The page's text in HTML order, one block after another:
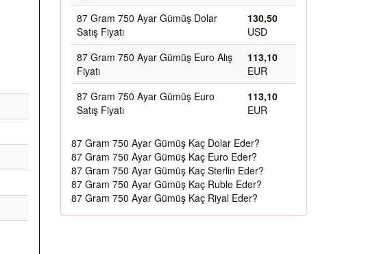
87 Gram 750 Ayar Gümüş Dolar
Satış Fiyatı
130,50
USD
87 Gram 750 Ayar Gümüş Euro Alış
Fiyatı
113,10
EUR
87 Gram 750 Ayar Gümüş Euro
Satış Fiyatı
113,10
EUR
87 Gram 750 Ayar Gümüş Kaç Dolar Eder?
87 Gram 750 Ayar Gümüş Kaç Euro Eder?
87 Gram 750 Ayar Gümüş Kaç Sterlin Eder?
87 Gram 750 Ayar Gümüş Kaç Ruble Eder?
87 Gram 750 Ayar Gümüş Kaç Riyal Eder?